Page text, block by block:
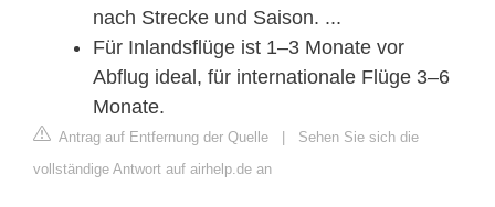
nach Strecke und Saison. ...
Für Inlandsflüge ist 1–3 Monate vor
Abflug ideal, für internationale Flüge 3–6
Monate.
Antrag auf Entfernung der Quelle | Sehen Sie sich die
vollständige Antwort auf airhelp.de an